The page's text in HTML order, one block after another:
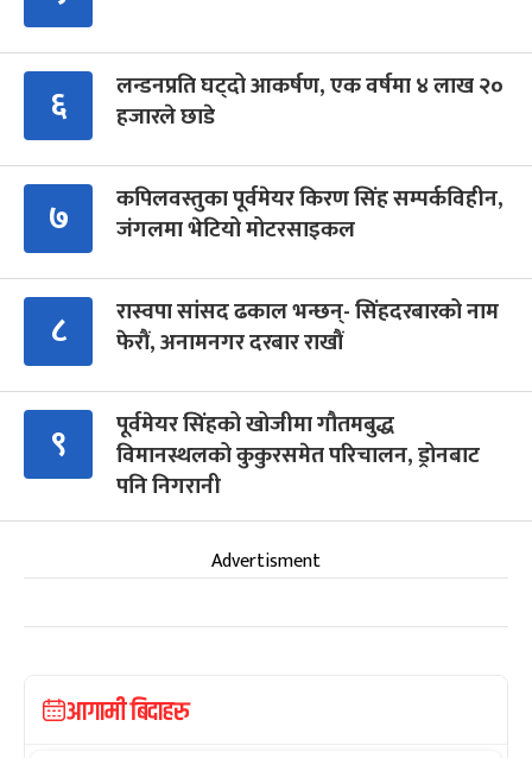
६
लन्डनप्रति घट्दो आकर्षण, एक वर्षमा ४ लाख २०
हजारले छाडे
७
कपिलवस्तुका पूर्वमेयर किरण सिंह सम्पर्कविहीन,
जंगलमा भेटियो मोटरसाइकल
८
रास्वपा सांसद ढकाल भन्छन्- सिंहदरबारको नाम
फेरौं, अनामनगर दरबार राखौं
९
पूर्वमेयर सिंहको खोजीमा गौतमबुद्ध
विमानस्थलको कुकुरसमेत परिचालन, ड्रोनबाट
पनि निगरानी
Advertisment
आगामी बिदाहरु